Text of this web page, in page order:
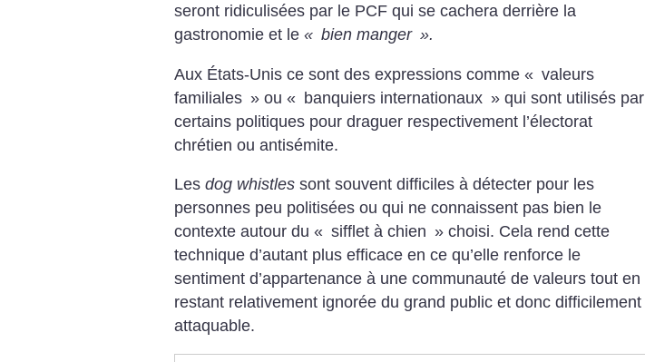
seront ridiculisées par le PCF qui se cachera derrière la
gastronomie et le « bien manger ».
Aux États-Unis ce sont des expressions comme « valeurs
familiales » ou « banquiers internationaux » qui sont utilisés par
certains politiques pour draguer respectivement l’électorat
chrétien ou antisémite.
Les dog whistles sont souvent difficiles à détecter pour les
personnes peu politisées ou qui ne connaissent pas bien le
contexte autour du « sifflet à chien » choisi. Cela rend cette
technique d’autant plus efficace en ce qu’elle renforce le
sentiment d’appartenance à une communauté de valeurs tout en
restant relativement ignorée du grand public et donc difficilement
attaquable.